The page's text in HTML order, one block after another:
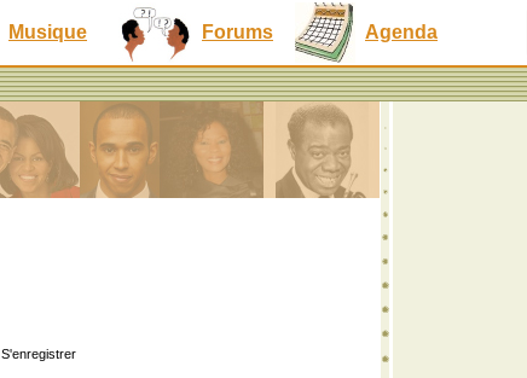
Musique Forums Agenda
S'enregistrer